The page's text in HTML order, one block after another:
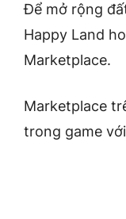
Để mở rộng
Happy Land
Marketplace.
Marketplace
trong game